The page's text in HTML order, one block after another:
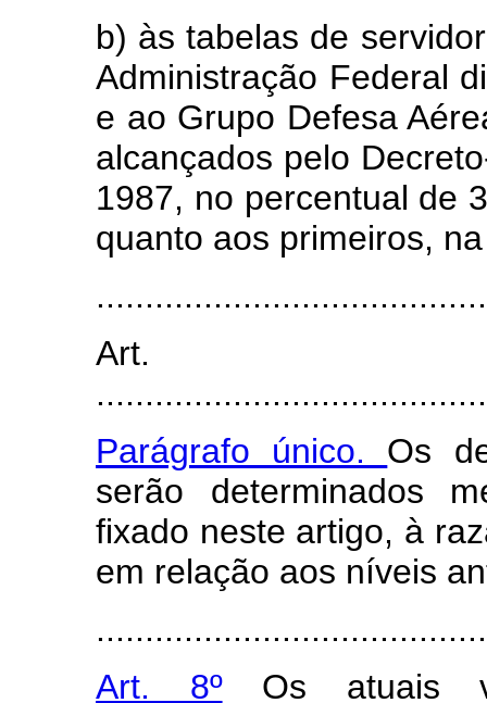
b) às tabelas de
Administração Federal
e ao Grupo Defesa
alcançados pelo
1987, no percentual de
quanto aos primeiros,
Parágrafo único. Os
serão determinados
fixado neste artigo, à
em relação aos níveis
Art. 8ºOs atuais